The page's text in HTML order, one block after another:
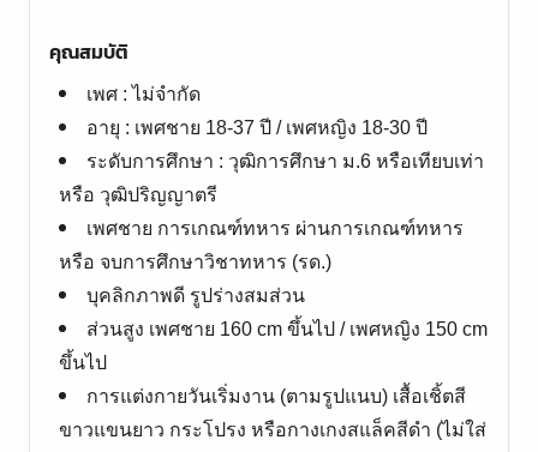
คุณสมบัติ
เพศ : ไม่จำกัด
อายุ : เพศชาย 18-37 ปี / เพศหญิง 18-30 ปี
ระดับการศึกษา : วุฒิการศึกษา ม.6 หรือเทียบเท่า
หรือ วุฒิปริญญาตรี
เพศชาย การเกณฑ์ทหาร ผ่านการเกณฑ์ทหาร
หรือ จบการศึกษาวิชาทหาร (รด.)
บุคลิกภาพดี รูปร่างสมส่วน
ส่วนสูง เพศชาย 160 cm ขึ้นไป / เพศหญิง 150 cm
ขึ้นไป
การแต่งกายวันเริ่มงาน (ตามรูปแนบ) เสื้อเชิ้ตสี
ขาวแขนยาว กระโปรง หรือกางเกงสแล็คสีดำ (ไม่ใส่